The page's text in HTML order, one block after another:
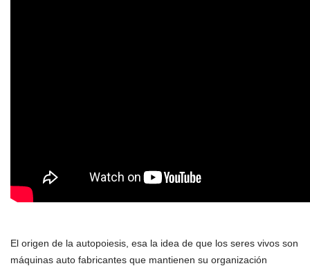
El origen de la autopoiesis, esa la idea de que los seres vivos son
máquinas auto fabricantes que mantienen su organización